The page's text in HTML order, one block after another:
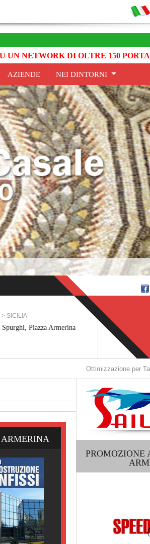
UN NETWORK DI OLTRE 150
AZIENDE NEI DINTORNI
Breakfast > SICILIA
and Breakfast BAOBAB, Piazza
Ottimizzazione per Tablet e cellulari
PROMOZIONE